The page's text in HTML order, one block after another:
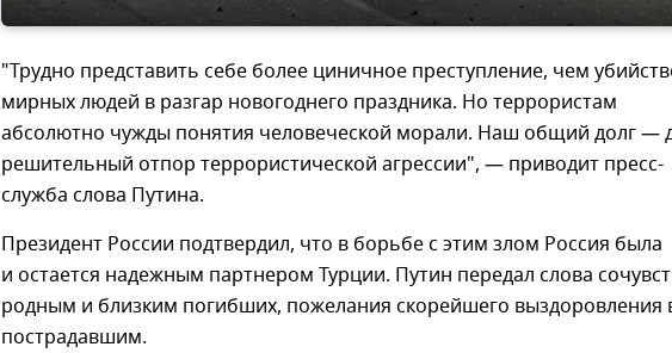
"Трудно представить себе более циничное преступление, чем
мирных людей в разгар новогоднего праздника. Но террористам
абсолютно чужды понятия человеческой морали. Наш общий долг —
решительный отпор террористической агрессии", — приводит пресс-
служба слова Путина.
Президент России подтвердил, что в борьбе с этим злом Россия была
и остается надежным партнером Турции. Путин передал слова
родным и близким погибших, пожелания скорейшего выздоровления
пострадавшим.